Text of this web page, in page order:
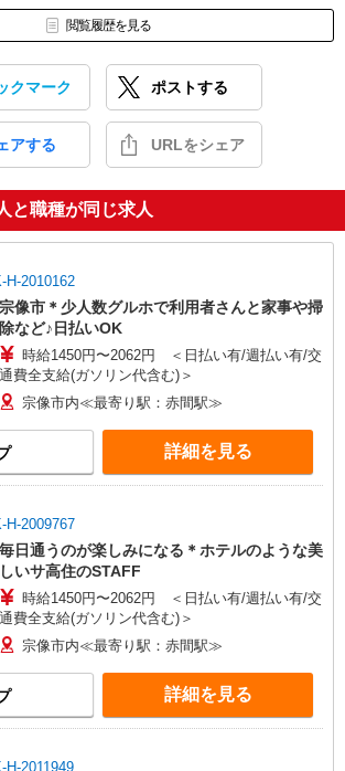
閲覧履歴を見る
クマーク ポストする
アする URLをシェア
と職種が同じ求人
2010162
宗像市＊少人数グルホで利用者さんと家事や掃
除など♪日払いOK
時給1450円〜2062円 ＜日払い有/週払い有/交
通費全支給(ガソリン代含む)＞
宗像市内≪最寄り駅：赤間駅≫
詳細を見る
2009767
毎日通うのが楽しみになる＊ホテルのような美
しいサ高住のSTAFF
時給1450円〜2062円 ＜日払い有/週払い有/交
通費全支給(ガソリン代含む)＞
宗像市内≪最寄り駅：赤間駅≫
詳細を見る
2011949